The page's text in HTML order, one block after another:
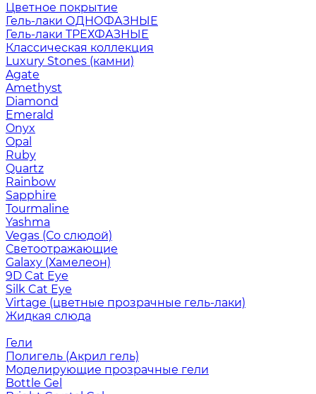
Цветное покрытие
Гель-лаки ОДНОФАЗНЫЕ
Гель-лаки ТРЕХФАЗНЫЕ
Классическая коллекция
Luxury Stones (камни)
Agate
Amethyst
Diamond
Emerald
Onyx
Opal
Ruby
Quartz
Rainbow
Sapphire
Tourmaline
Yashma
Vegas (Со слюдой)
Светоотражающие
Galaxy (Хамелеон)
9D Cat Eye
Silk Cat Eye
Virtage (цветные прозрачные гель-лаки)
Жидкая слюда
Гели
Полигель (Акрил гель)
Моделирующие прозрачные гели
Bottle Gel